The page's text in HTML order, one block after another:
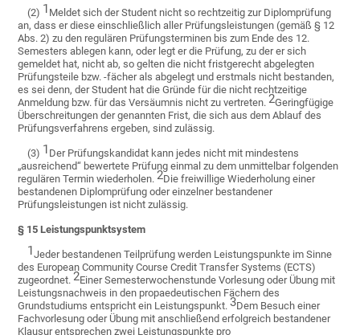
(2) 1 Meldet sich der Student nicht so rechtzeitig zur Diplomprüfung
an, dass er diese einschließlich aller Prüfungsleistungen (gemäß § 12
Abs. 2) zu den regulären Prüfungsterminen bis zum Ende des 12.
Semesters ablegen kann, oder legt er die Prüfung, zu der er sich
gemeldet hat, nicht ab, so gelten die nicht fristgerecht abgelegten
Prüfungsteile bzw. -fächer als abgelegt und erstmals nicht bestanden,
es sei denn, der Student hat die Gründe für die nicht rechtzeitige
Anmeldung bzw. für das Versäumnis nicht zu vertreten. 2Geringfügige
Überschreitungen der genannten Frist, die sich aus dem Ablauf des
Prüfungsverfahrens ergeben, sind zulässig.
(3) 1 Der Prüfungskandidat kann jedes nicht mit mindestens
„ausreichend“ bewertete Prüfung einmal zu dem unmittelbar folgenden
regulären Termin wiederholen. 2Die freiwillige Wiederholung einer
bestandenen Diplomprüfung oder einzelner bestandener
Prüfungsleistungen ist nicht zulässig.
§ 15 Leistungspunktsystem
1Jeder bestandenen Teilprüfung werden Leistungspunkte im Sinne
des European Community Course Credit Transfer Systems (ECTS)
zugeordnet. 2Einer Semesterwochenstunde Vorlesung oder Übung mit
Leistungsnachweis in den propaedeutischen Fächern des
Grundstudiums entspricht ein Leistungspunkt.3Dem Besuch einer
Fachvorlesung oder Übung mit anschließend erfolgreich bestandener
Klausur entsprechen zwei Leistungspunkte pro